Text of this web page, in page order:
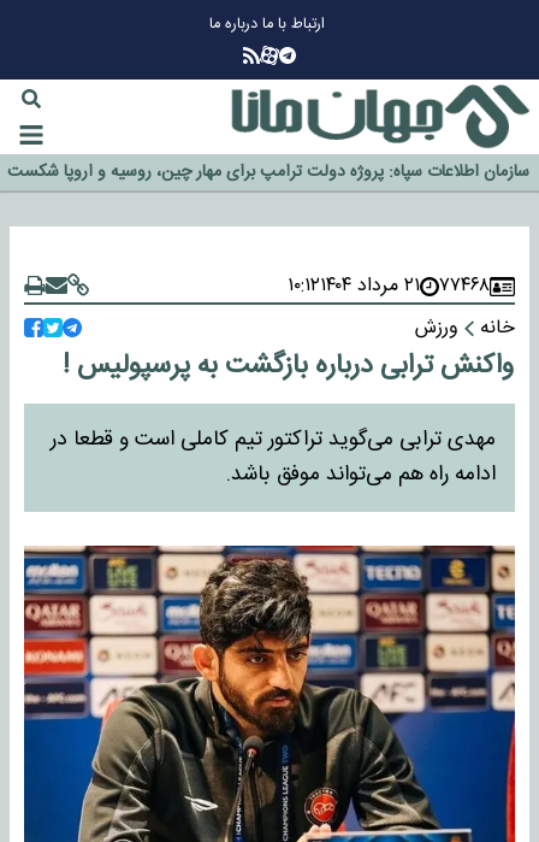
ارتباط با مادرباره ما
گزینه جدایی اوسمار روی میز مدیران پرسپولیس
آیا رئیس جمهور آمریکا قانون را دور می‌زند؟
اخراج رسمی چهره نامدار از پرسپولیس
سازمان اطلاعات سپاه: پروژه دولت ترامپ برای مهار چین، روسیه و اروپا شکست
خورد
۷۷۴۶۸ ۲۱ مرداد ۱۴۰۴
۱۰:۱۲
خانه
ورزش
واکنش ترابی درباره بازگشت به پرسپولیس !
مهدی ترابی می‌گوید تراکتور تیم کاملی است و قطعا در
ادامه راه هم می‌تواند موفق باشد.